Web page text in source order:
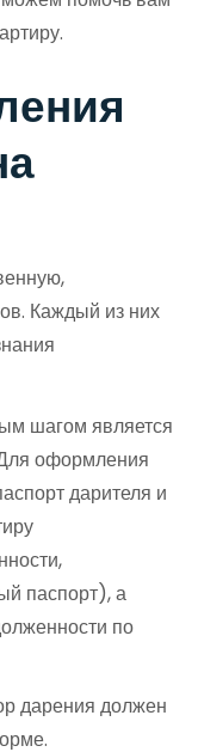
Каждый из них
шагом является
оформления
дарителя и
паспорт), а
по
дарения должен